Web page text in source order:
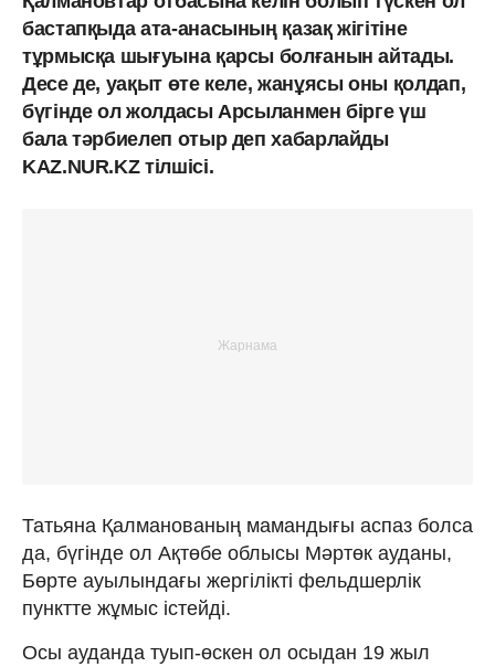
бастапқыда ата-анасының қазақ жігітіне
тұрмысқа шығуына қарсы болғанын айтады.
Десе де, уақыт өте келе, жанұясы оны қолдап,
бүгінде ол жолдасы Арсыланмен бірге үш
бала тәрбиелеп отыр деп хабарлайды
KAZ.NUR.KZ тілшісі.
Татьяна Қалманованың мамандығы аспаз болса
да, бүгінде ол Ақтөбе облысы Мәртөк ауданы,
Бөрте ауылындағы жергілікті фельдшерлік
пунктте жұмыс істейді.
Осы ауданда туып-өскен ол осыдан 19 жыл